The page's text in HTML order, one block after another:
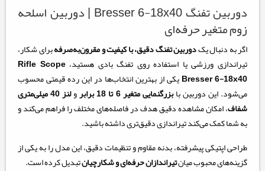
دوربین تفنگ Bresser 6-18x40 | دوربین اسلحه
زوم متغیر حرفه‌ای
اگر به دنبال یکدوربین تفنگ دقیق، با کیفیت و مقرون‌به‌صرفهبرای شکار،
تیراندازی ورزشی یا استفاده روی تفنگ بادی هستید،Rifle Scope
Bresser 6-18x40یکی از بهترین انتخاب‌ها در این رده قیمتی محسوب
می‌شود. این دوربین بابزرگنمایی متغیر 6 تا 18 برابر و
لنز 40 میلی‌متری
شفاف، امکان مشاهده دقیق هدف در فاصله‌های مختلف را فراهم می‌کند و
به شما کمک می‌کند تیراندازی دقیق‌تری داشته باشید.
طراحی اپتیکی پیشرفته، بدنه مقاوم و تنظیمات دقیق، این مدل را به یکی از
گزینه‌های محبوب میانتیراندازان حرفه‌ای و شکارچیانتبدیل کرده است.